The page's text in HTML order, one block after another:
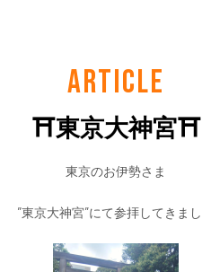
ARTICLE
⛩東京大神宮⛩